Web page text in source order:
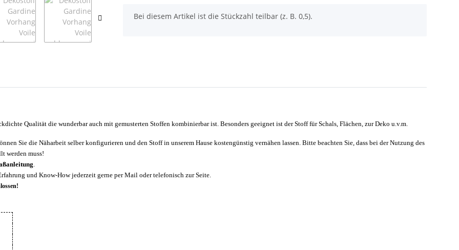
x
Bei diesem Artikel ist die Stückzahl teilbar (z. B. 0,5).
Qualität die wunderbar auch mit gemusterten Stoffen kombinierbar ist. Besonders geeignet ist der Stoff für Schals, Flächen, zur Deko u.v.m.
Sie die Näharbeit selber konfigurieren und den Stoff in unserem Hause kostengünstig vernähen lassen. Bitte beachten Sie, dass bei der Nutzung des
werden muss!
und Know-How jederzeit gerne per Mail oder telefonisch zur Seite.